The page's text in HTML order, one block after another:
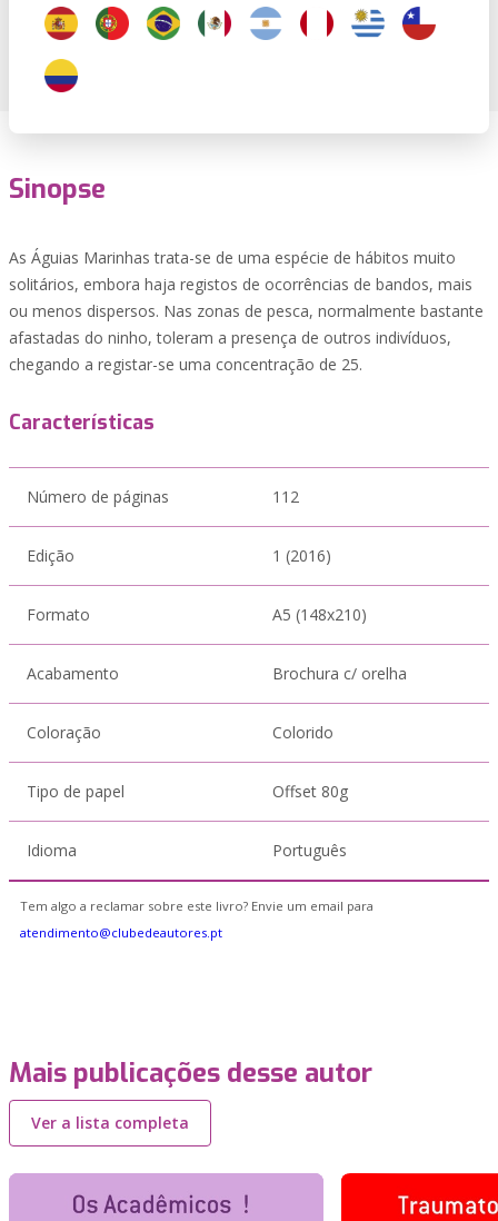
Sinopse
As Águias Marinhas trata-se de uma espécie de hábitos muito
solitários, embora haja registos de ocorrências de bandos, mais
ou menos dispersos. Nas zonas de pesca, normalmente bastante
afastadas do ninho, toleram a presença de outros indivíduos,
chegando a registar-se uma concentração de 25.
Características
Número de páginas 112
Edição 1 (2016)
Formato A5 (148x210)
Acabamento Brochura c/ orelha
Coloração Colorido
Tipo de papel Offset 80g
Idioma Português
Tem algo a reclamar sobre este livro? Envie um email para
atendimento@clubedeautores.pt
Mais publicações desse autor
Ver a lista completa